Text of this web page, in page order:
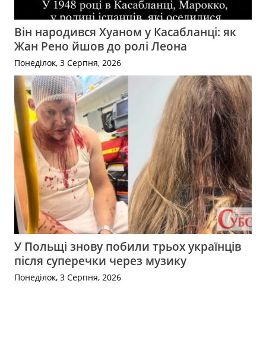
Він народився Хуаном у Касабланці: як
Жан Рено йшов до ролі Леона
Понеділок, 3 Серпня, 2026
У Польщі знову побили трьох українців
після суперечки через музику
Понеділок, 3 Серпня, 2026